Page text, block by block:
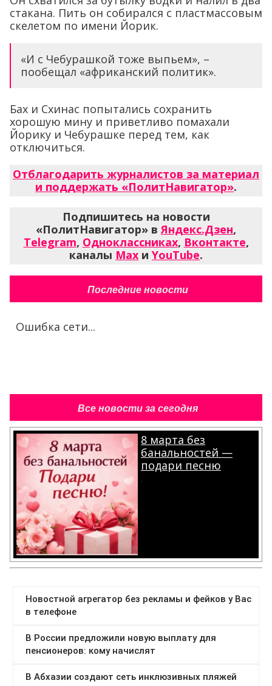
стакана. Пить он собирался с пластмассовым
скелетом по имени Йорик.
«И с Чебурашкой тоже выпьем», –
пообещал «африканский политик».
Бах и Схинас попытались сохранить
хорошую мину и приветливо помахали
Йорику и Чебурашке перед тем, как
отключиться.
Отблагодарить журналистов за материал
и поддержать «ПолитНавигатор».
Подпишитесь на новости
«ПолитНавигатор» вЯндекс.Дзен,
Telegram, Одноклассниках, Вконтакте,
каналы Max и YouTube.
Последние новости
Ошибка сети...
Все новости за сегодня
8 марта без
банальностей —
подари песню
.